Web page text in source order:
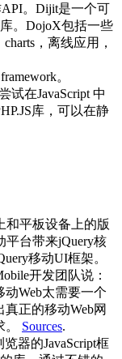
API。Dijit是一个可
。DojoX包括一些
，离线应用，
。
试在JavaScript 中
库，可以在静
和平板设备上的版
平台带来jQuery核
移动UI框架。
开发团队说：
Web太需要一个
正的移动Web网
Sources.
器的JavaScript框